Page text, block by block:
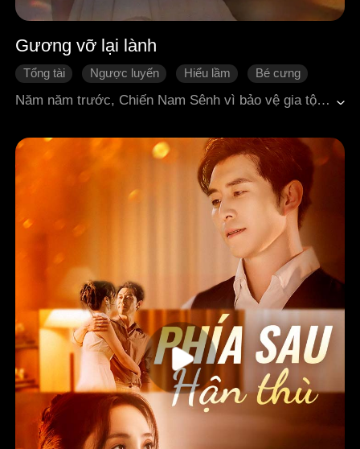
Gương vỡ lại lành
Tổng tài Ngược luyến Hiểu lầm
Bé cưng
Ngôn tình hiện đại
Năm năm trước, Chiến Nam Sênh vì bảo vệ gia tộc mà buộc phải ly hôn với Phó Cửu Khanh nghèo túng, nhưng ngay trong ngày hôm đó lại nhận được tin anh tử nạn do rơi máy bay.Năm năm sau, Phó Cửu Khanh giả chết trở về, với thân phận người nắm quyền tập đoàn tài phiệt, bắt đầu trả thù Chiến Nam Sênh lúc này đã sa sút. Anh ép cô làm bảo mẫu, nhưng không hề hay biết cô đang một mình nuôi dưỡng đứa con trai của cả hai.Trong những lần trả thù và giằng co liên tiếp, Phó Cửu Khanh phát hiện cô đã nhẫn nhịn chịu đựng để nuôi con khôn lớn. Hối hận dâng trào, anh bắt đầu hành trình theo đuổi lại vợ. Cuối cùng, cả hai hóa giải hiểu lầm và "gương vỡ lại lành".